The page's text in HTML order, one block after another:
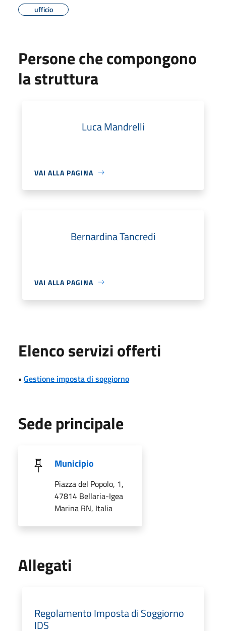
ufficio
Persone che compongono
la struttura
Luca Mandrelli
VAI ALLA PAGINA
Bernardina Tancredi
VAI ALLA PAGINA
Elenco servizi offerti
• Gestione imposta di soggiorno
Sede principale
Municipio
Piazza del Popolo, 1,
47814 Bellaria-Igea
Marina RN, Italia
Allegati
Regolamento Imposta di Soggiorno
IDS